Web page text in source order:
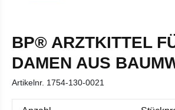
BP® ARZTKITTEL
DAMEN AUS
Artikelnr. 1754-130-0021